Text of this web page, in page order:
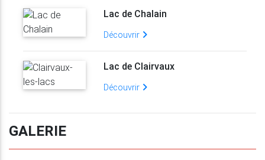
Lac de Chalain
Découvrir
Lac de Clairvaux
Découvrir
GALERIE